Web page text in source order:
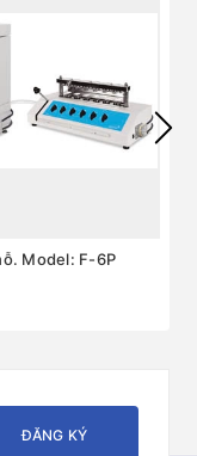
Model: F-6P
ĐĂNG KÝ